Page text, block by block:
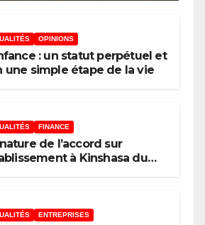
phare de
en Afrique
OPINIONS
: un statut perpétuel et
une simple étape de la vie
FINANCE
de l’accord sur
à Kinshasa du
le développement de
ENTREPRISES